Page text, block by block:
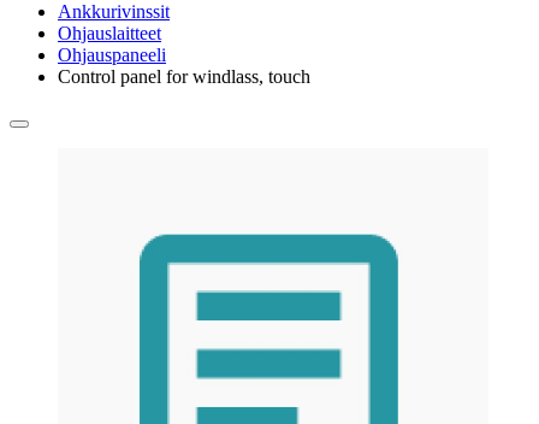
Ankkurivinssit
Ohjauslaitteet
Ohjauspaneeli
Control panel for windlass, touch